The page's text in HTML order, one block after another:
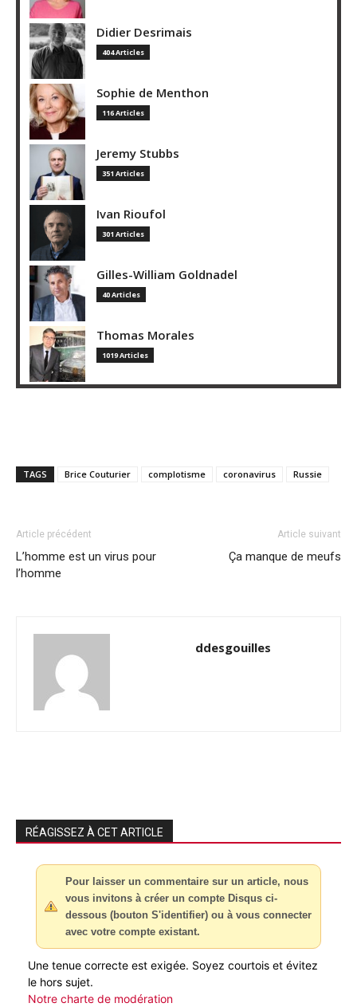
Didier Desrimais
404 Articles
Sophie de Menthon
116 Articles
Jeremy Stubbs
351 Articles
Ivan Rioufol
301 Articles
Gilles-William Goldnadel
40 Articles
Thomas Morales
1019 Articles
TAGS Brice Couturier complotisme coronavirus Russie
Article précédent
L’homme est un virus pour
l’homme
Article suivant
Ça manque de meufs
ddesgouilles
RÉAGISSEZ À CET ARTICLE
Pour laisser un commentaire sur un article, nous
vous invitons à créer un compte Disqus ci-
dessous (bouton S'identifier) ou à vous connecter
avec votre compte existant.
Une tenue correcte est exigée. Soyez courtois et évitez
le hors sujet.
Notre charte de modération